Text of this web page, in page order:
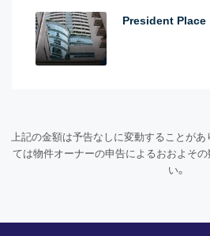
President Place
上記の金額は予告なしに変動することがあ
ては物件オーナーの申告によるおおよそ
い。